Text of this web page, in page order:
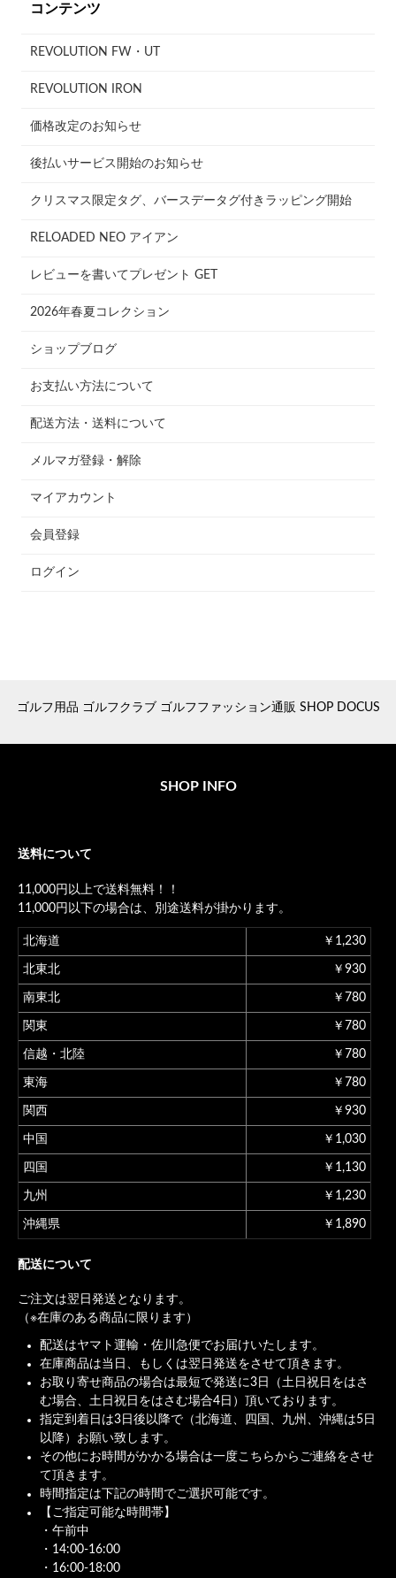
コンテンツ
REVOLUTION FW・UT
REVOLUTION IRON
価格改定のお知らせ
後払いサービス開始のお知らせ
クリスマス限定タグ、バースデータグ付きラッピング開始
RELOADED NEO アイアン
レビューを書いてプレゼント GET
2026年春夏コレクション
ショップブログ
お支払い方法について
配送方法・送料について
メルマガ登録・解除
マイアカウント
会員登録
ログイン
ゴルフ用品 ゴルフクラブ ゴルフファッション通販 SHOP DOCUS
SHOP INFO
送料について
11,000円以上で送料無料！！
11,000円以下の場合は、別途送料が掛かります。
北海道 ￥1,230
北東北 ￥930
南東北 ￥780
関東 ￥780
信越・北陸 ￥780
東海 ￥780
関西 ￥930
中国 ￥1,030
四国 ￥1,130
九州 ￥1,230
沖縄県 ￥1,890
配送について
ご注文は翌日発送となります。
（※在庫のある商品に限ります）
配送はヤマト運輸・佐川急便でお届けいたします。
在庫商品は当日、もしくは翌日発送をさせて頂きます。
お取り寄せ商品の場合は最短で発送に3日（土日祝日をはさ
む場合、土日祝日をはさむ場合4日）頂いております。
指定到着日は3日後以降で（北海道、四国、九州、沖縄は5日
以降）お願い致します。
その他にお時間がかかる場合は一度こちらからご連絡をさせ
て頂きます。
時間指定は下記の時間でご選択可能です。
【ご指定可能な時間帯】
・午前中
・14:00-16:00
・16:00-18:00